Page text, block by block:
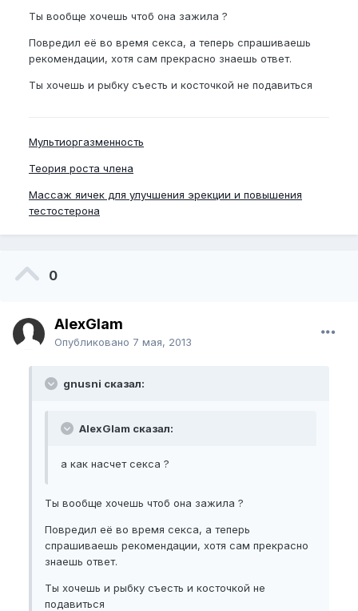
Ты вообще хочешь чтоб она зажила ?
Повредил её во время секса, а теперь спрашиваешь
рекомендации, хотя сам прекрасно знаешь ответ.
Ты хочешь и рыбку съесть и косточкой не подавиться
Мультиоргазменность
Теория роста члена
Массаж яичек для улучшения эрекции и повышения
тестостерона
0
AlexGlam
Опубликовано 7 мая, 2013
gnusni сказал:
AlexGlam сказал:
а как насчет секса ?
Ты вообще хочешь чтоб она зажила ?
Повредил её во время секса, а теперь
спрашиваешь рекомендации, хотя сам прекрасно
знаешь ответ.
Ты хочешь и рыбку съесть и косточкой не
подавиться